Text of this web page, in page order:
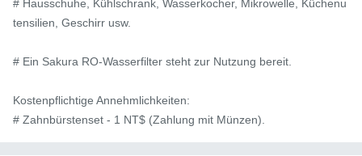
# Hausschuhe, Kühlschrank, Wasserkocher, Mikrowelle, Küchenu
tensilien, Geschirr usw.
# Ein Sakura RO-Wasserfilter steht zur Nutzung bereit.
Kostenpflichtige Annehmlichkeiten:
# Zahnbürstenset - 1 NT$ (Zahlung mit Münzen).